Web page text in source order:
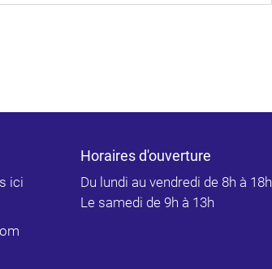
vous désinscrire à tout moment
ici
Horaires d'ouverture
Du lundi au vendredi de 8h à 18h
Le samedi de 9h à 13h